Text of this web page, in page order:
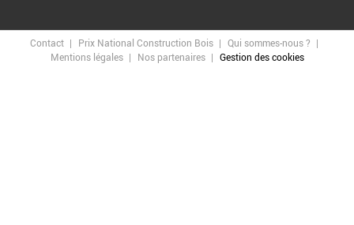
Contact Prix National Construction Bois
Qui sommes-nous ?
Mentions légales
Nos partenaires Gestion des cookies